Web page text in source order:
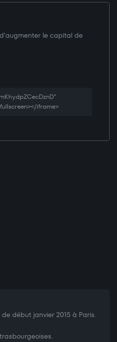
le capital de
iframe>
début janvier 2015 à Paris.